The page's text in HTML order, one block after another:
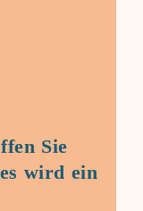
Sie
wird ein